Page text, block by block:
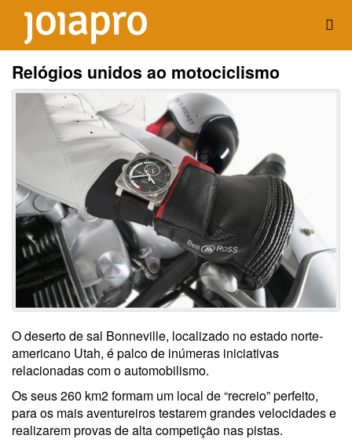
Relógios unidos ao motociclismo
O deserto de sal Bonneville, localizado no estado norte-
americano Utah, é palco de inúmeras iniciativas
relacionadas com o automobilismo.
Os seus 260 km2 formam um local de “recreio” perfeito,
para os mais aventureiros testarem grandes velocidades e
realizarem provas de alta competição nas pistas.